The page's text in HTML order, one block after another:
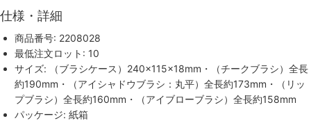
仕様・詳細
商品番号: 2208028
最低注文ロット: 10
サイズ: （ブラシケース）240×115×18mm・（チークブラシ）全長
約190mm・（アイシャドウブラシ：丸平）全長約173mm・（リッ
プブラシ）全長約160mm・（アイブローブラシ）全長約158mm
パッケージ: 紙箱